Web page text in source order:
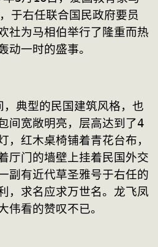
于右任联合国民政府要员
社为马相伯举行了隆重而热
动一时的盛事。
典型的民国建筑风格，也
间宽敞明亮，层高达到了4
，红木桌椅铺着青花台布，
厅门的墙壁上挂着民国外交
副有近代草圣雅号于右任的
，求名应求万世名。龙飞凤
伟看的赞叹不已。